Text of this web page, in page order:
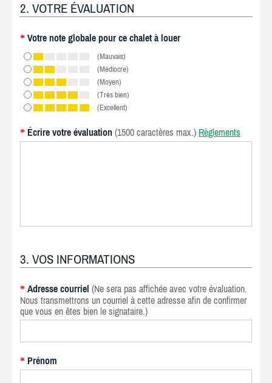
2. VOTRE ÉVALUATION
* Votre note globale pour ce chalet à louer
(Mauvais)
(Médiocre)
(Moyen)
(Très bien)
(Excellent)
* Écrire votre évaluation (1500 caractères max.) Règlements
3. VOS INFORMATIONS
* Adresse courriel (Ne sera pas affichée avec votre évaluation.
Nous transmettrons un courriel à cette adresse afin de confirmer
que vous en êtes bien le signataire.)
* Prénom